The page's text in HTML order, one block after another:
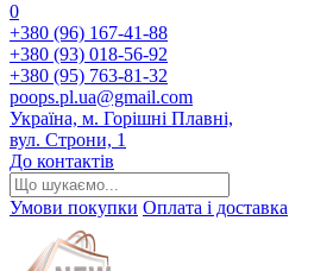
0
+380 (96) 167-41-88
+380 (93) 018-56-92
+380 (95) 763-81-32
poops.pl.ua@gmail.com
Україна, м. Горішні Плавні,
вул. Строни, 1
До контактів
Умови покупки Оплата і доставка